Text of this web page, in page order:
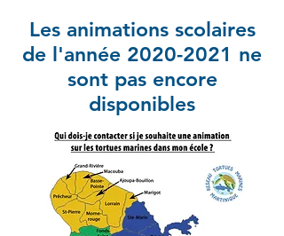
Les animations scolaires
de l'année 2020-2021 ne
sont pas encore
disponibles